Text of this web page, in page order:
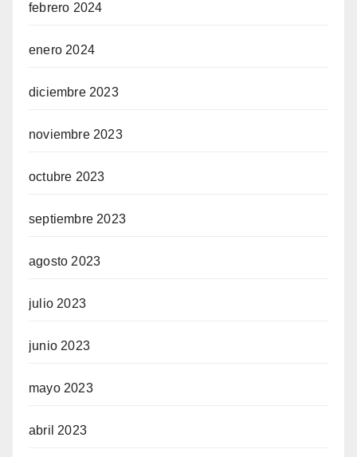
febrero 2024
enero 2024
diciembre 2023
noviembre 2023
octubre 2023
septiembre 2023
agosto 2023
julio 2023
junio 2023
mayo 2023
abril 2023